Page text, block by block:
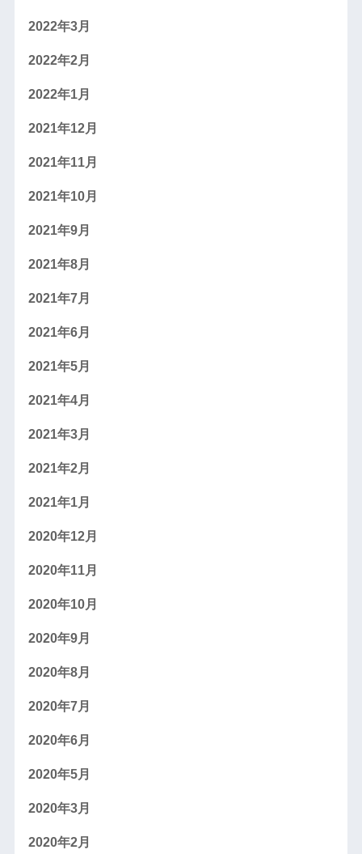
2022年3月
2022年2月
2022年1月
2021年12月
2021年11月
2021年10月
2021年9月
2021年8月
2021年7月
2021年6月
2021年5月
2021年4月
2021年3月
2021年2月
2021年1月
2020年12月
2020年11月
2020年10月
2020年9月
2020年8月
2020年7月
2020年6月
2020年5月
2020年3月
2020年2月